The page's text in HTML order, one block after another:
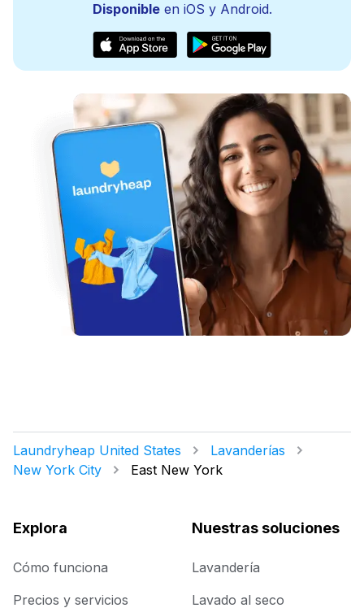
Disponibleen iOS y Android.
Laundryheap United States
Lavanderías
New York City
East New York
Explora
Cómo funciona
Precios y servicios
Nuestras soluciones
Lavandería
Lavado al seco